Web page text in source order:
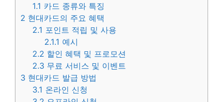
1.1 카드 종류와 특징
2 현대카드의 주요 혜택
2.1 포인트 적립 및 사용
2.1.1 예시
2.2 할인 혜택 및 프로모션
2.3 무료 서비스 및 이벤트
3 현대카드 발급 방법
3.1 온라인 신청